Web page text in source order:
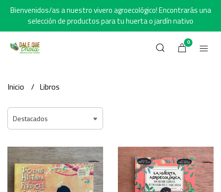
Bienvenidos/as a nuestro vivero agroecológico! Encontrarás una
selección de productos para tu huerta o jardín nativo
0
Inicio Libros